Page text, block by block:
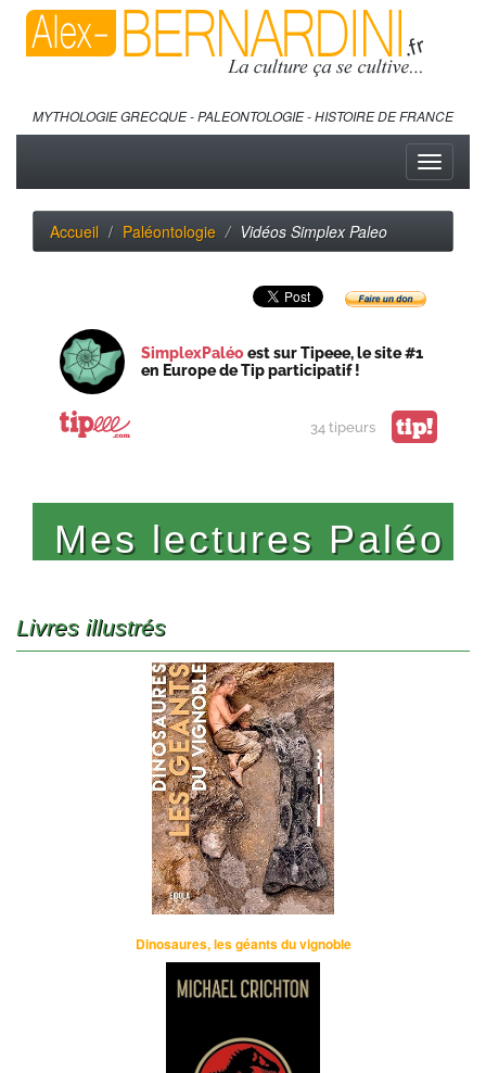
MYTHOLOGIE GRECQUE - PALEONTOLOGIE - HISTOIRE DE FRANCE
Toggle
Accueil Paléontologie Vidéos Simplex Paleo
SimplexPaléoest sur Tipeee, le site #1
en Europe de Tip participatif !
34 tipeurs tip!
Mes lectures Paléo
Livres illustrés
Dinosaures, les géants du vignoble